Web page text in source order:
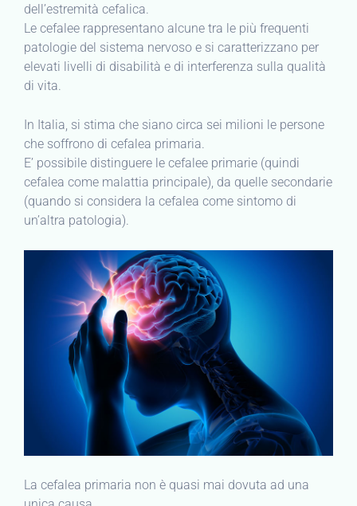
dell’estremità cefalica.
Le cefalee rappresentano alcune tra le più frequenti
patologie del sistema nervoso e si caratterizzano per
elevati livelli di disabilità e di interferenza sulla qualità
di vita.
In Italia, si stima che siano circa sei milioni le persone
che soffrono di cefalea primaria.
E’ possibile distinguere le cefalee primarie (quindi
cefalea come malattia principale), da quelle secondarie
(quando si considera la cefalea come sintomo di
un’altra patologia).
La cefalea primaria non è quasi mai dovuta ad una